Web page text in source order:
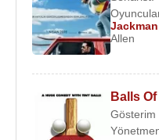
Uma Thurman
Cheech Maringibi
Ödülleri:
1979 - 51.Oscar
Oyuncu (Avcı)
Filmleri ve Dizileri:
Jackman
Allen
Balls
Gösterim